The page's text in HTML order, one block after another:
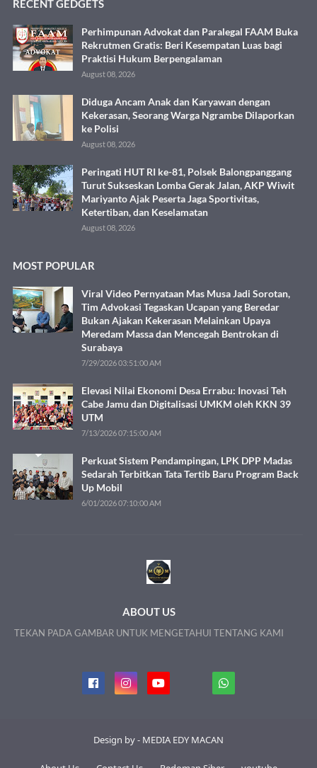
RECENT GEDGETS
Perhimpunan Advokat dan Paralegal FAAM Buka
Rekrutmen Gratis: Beri Kesempatan Luas bagi
Praktisi Hukum Berpengalaman
August 08, 2026
Diduga Ancam Anak dan Karyawan dengan
Kekerasan, Seorang Warga Ngrambe Dilaporkan
ke Polisi
August 08, 2026
Peringati HUT RI ke-81, Polsek Balongpanggang
Turut Sukseskan Lomba Gerak Jalan, AKP Wiwit
Mariyanto Ajak Peserta Jaga Sportivitas,
Ketertiban, dan Keselamatan
August 08, 2026
MOST POPULAR
Viral Video Pernyataan Mas Musa Jadi Sorotan,
Tim Advokasi Tegaskan Ucapan yang Beredar
Bukan Ajakan Kekerasan Melainkan Upaya
Meredam Massa dan Mencegah Bentrokan di
Surabaya
7/29/2026 03:51:00 AM
Elevasi Nilai Ekonomi Desa Errabu: Inovasi Teh
Cabe Jamu dan Digitalisasi UMKM oleh KKN 39
UTM
7/13/2026 07:15:00 AM
Perkuat Sistem Pendampingan, LPK DPP Madas
Sedarah Terbitkan Tata Tertib Baru Program Back
Up Mobil
6/01/2026 07:10:00 AM
ABOUT US
TEKAN PADA GAMBAR UNTUK MENGETAHUI TENTANG KAMI
Design by - MEDIA EDY MACAN